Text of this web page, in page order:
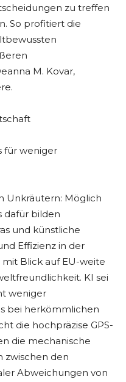
zu treffen
So profitiert die
M. Kovar,
für weniger
Unkräutern: Möglich
dafür bilden
und künstliche
Effizienz in der
Blick auf EU-weite
KI sei
weniger
bei herkömmlichen
die hochpräzise GPS-
die mechanische
zwischen den
Abweichungen von